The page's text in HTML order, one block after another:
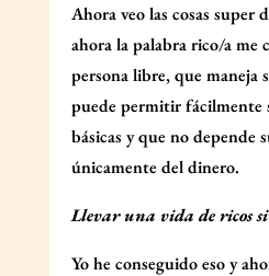
Ahora veo las cosas super
ahora la palabra rico/a me
persona libre, que maneja
puede permitir fácilmente
básicas y que no depende
únicamente del dinero.
Llevar una vida de ricos
Yo he conseguido eso y